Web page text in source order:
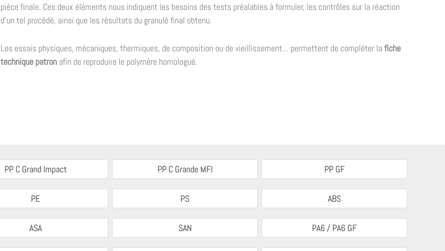
pièce finale. Ces deux éléments nous indiquent les besoins des tests préalables à formuler, les contrôles sur la réaction
d’un tel procédé, ainsi que les résultats du granulé final obtenu.
Les essais physiques, mécaniques, thermiques, de composition ou de vieillissement… permettent de compléter la fiche
technique patron afin de reproduire le polymère homologué.
PP C Grand Impact PP C Grande MFI PP GF
PE PS ABS
ASA SAN PA6 / PA6 GF